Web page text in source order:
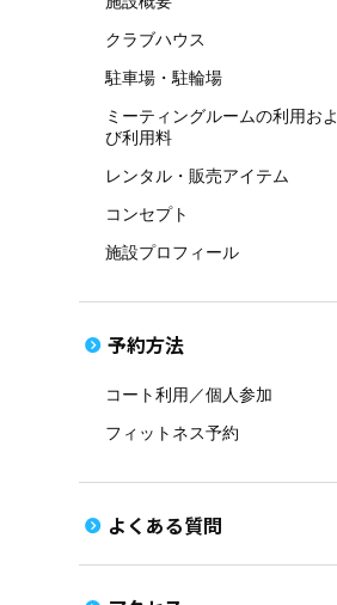
クラブハウス
駐車場・駐輪場
ミーティングルームの利用およ
び利用料
レンタル・販売アイテム
コンセプト
施設プロフィール
予約方法
コート利用／個人参加
フィットネス予約
よくある質問